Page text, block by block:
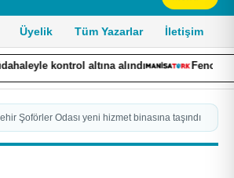
Üyelik Tüm Yazarlar İletişim
altına alındı Fenomen olduğu
Şoförler Odası yeni hizmet binasına taşındı